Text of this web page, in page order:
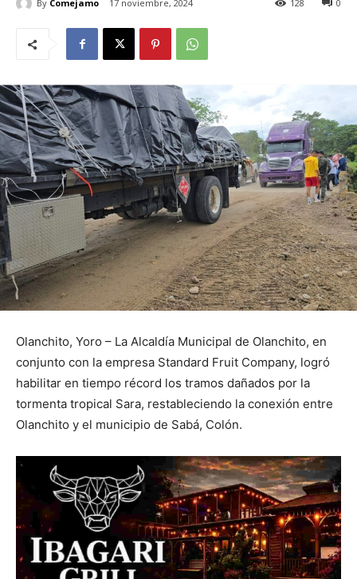
By Comejamo 17 noviembre, 2024 0
128
Olanchito, Yoro – La Alcaldía Municipal de Olanchito, en
conjunto con la empresa Standard Fruit Company, logró
habilitar en tiempo récord los tramos dañados por la
tormenta tropical Sara, restableciendo la conexión entre
Olanchito y el municipio de Sabá, Colón.